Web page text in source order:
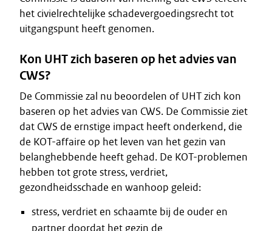
het civielrechtelijke schadevergoedingsrecht tot
uitgangspunt heeft genomen.
Kon UHT zich baseren op het advies van
CWS?
De Commissie zal nu beoordelen of UHT zich kon
baseren op het advies van CWS. De Commissie ziet
dat CWS de ernstige impact heeft onderkend, die
de KOT-affaire op het leven van het gezin van
belanghebbende heeft gehad. De KOT-problemen
hebben tot grote stress, verdriet,
gezondheidsschade en wanhoop geleid:
stress, verdriet en schaamte bij de ouder en
partner doordat het gezin de